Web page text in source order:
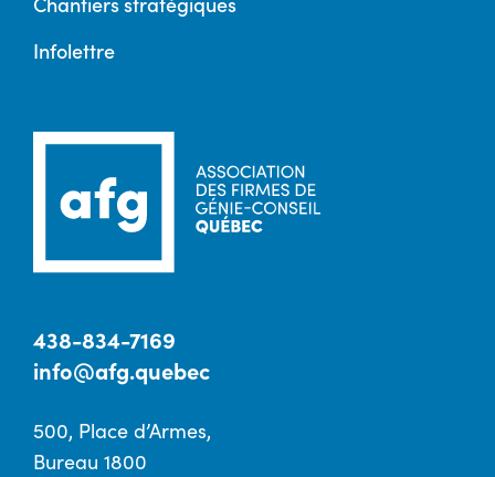
Infolettre
438-834-7169
info@afg.quebec
500, Place d’Armes,
Bureau 1800